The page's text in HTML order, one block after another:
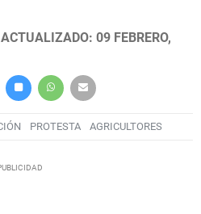
ACTUALIZADO: 09 FEBRERO,
PROTESTA AGRICULTORES